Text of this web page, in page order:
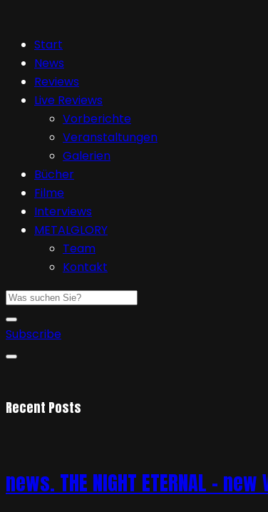
Start
News
Reviews
Live Reviews
Vorberichte
Veranstaltungen
Galerien
Bücher
Filme
Interviews
METALGLORY
Team
Kontakt
Subscribe
Recent Posts
news. THE NIGHT ETERNAL –